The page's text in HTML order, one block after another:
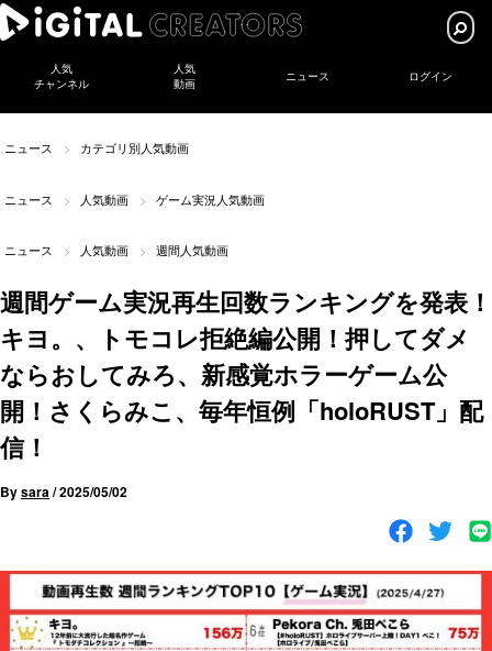
人気
チャンネル
人気
動画
ニュース ログイン
ニュース カテゴリ別人気動画
ニュース 人気動画 ゲーム実況人気動画
ニュース 人気動画 週間人気動画
週間ゲーム実況再生回数ランキングを発表！
キヨ。、トモコレ拒絶編公開！押してダメ
ならおしてみろ、新感覚ホラーゲーム公
開！さくらみこ、毎年恒例「holoRUST」配
信！
Bysara/2025/05/02